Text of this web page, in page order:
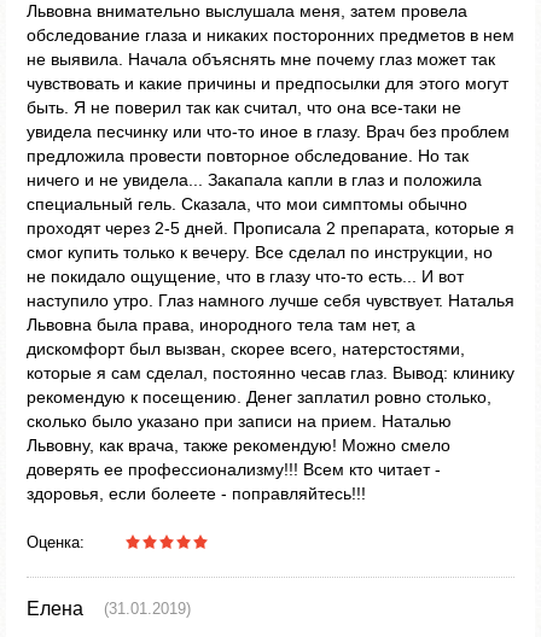
Львовна внимательно выслушала меня, затем провела
обследование глаза и никаких посторонних предметов в нем
не выявила. Начала объяснять мне почему глаз может так
чувствовать и какие причины и предпосылки для этого могут
быть. Я не поверил так как считал, что она все-таки не
увидела песчинку или что-то иное в глазу. Врач без проблем
предложила провести повторное обследование. Но так
ничего и не увидела... Закапала капли в глаз и положила
специальный гель. Сказала, что мои симптомы обычно
проходят через 2-5 дней. Прописала 2 препарата, которые я
смог купить только к вечеру. Все сделал по инструкции, но
не покидало ощущение, что в глазу что-то есть... И вот
наступило утро. Глаз намного лучше себя чувствует. Наталья
Львовна была права, инородного тела там нет, а
дискомфорт был вызван, скорее всего, натерстостями,
которые я сам сделал, постоянно чесав глаз. Вывод: клинику
рекомендую к посещению. Денег заплатил ровно столько,
сколько было указано при записи на прием. Наталью
Львовну, как врача, также рекомендую! Можно смело
доверять ее профессионализму!!! Всем кто читает -
здоровья, если болеете - поправляйтесь!!!
Оценка:
Елена (31.01.2019)